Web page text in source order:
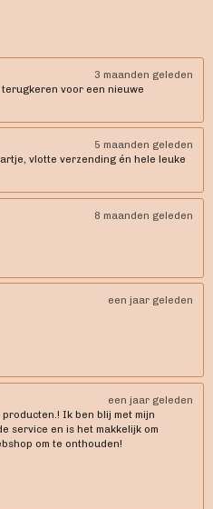
t
g
r
m
t
A
p
3 maanden geleden
voor een nieuwe
5 maanden geleden
vlotte verzending én hele leuke
8 maanden geleden
een jaar geleden
een jaar geleden
Ik ben blij met mijn
service en is het makkelijk om
om te onthouden!